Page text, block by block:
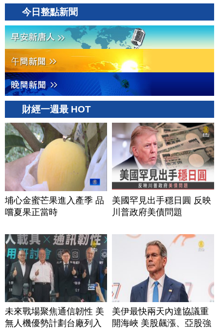
今日整點新聞
財經一週最 HOT
埔心金蜜芒果進入產季 品
嚐夏果正當時
美國罕見出手穩日圓 反映
川普政府美債問題
未來戰場聚焦通信韌性 美
無人機優勢計劃台廠列入
美伊最快兩天內達協議重
開海峽 美股飆漲、亞股強